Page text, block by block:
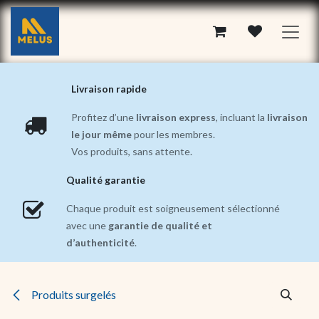
Se rendre au contenu
Livraison rapide
Profitez d’une livraison express, incluant la livraison
le jour mêmepour les membres.
Vos produits, sans attente.
Qualité garantie
Chaque produit est soigneusement sélectionné
avec une garantie de qualité et
d’authenticité.
Produits surgelés